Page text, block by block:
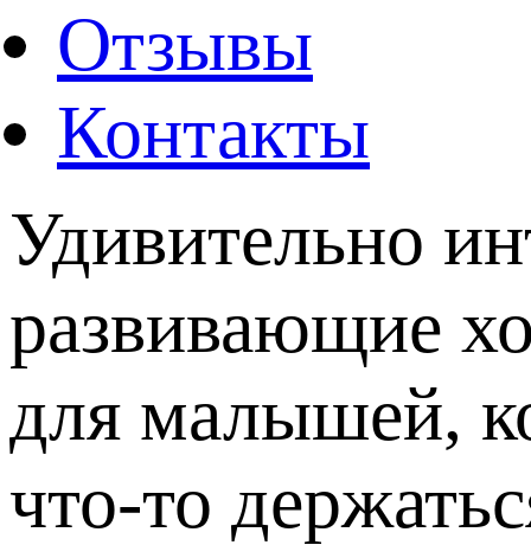
Отзывы
Контакты
Удивительно
развивающие
для малышей,
что-то